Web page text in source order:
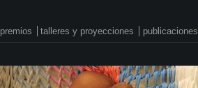
premios talleres y proyecciones publicaciones